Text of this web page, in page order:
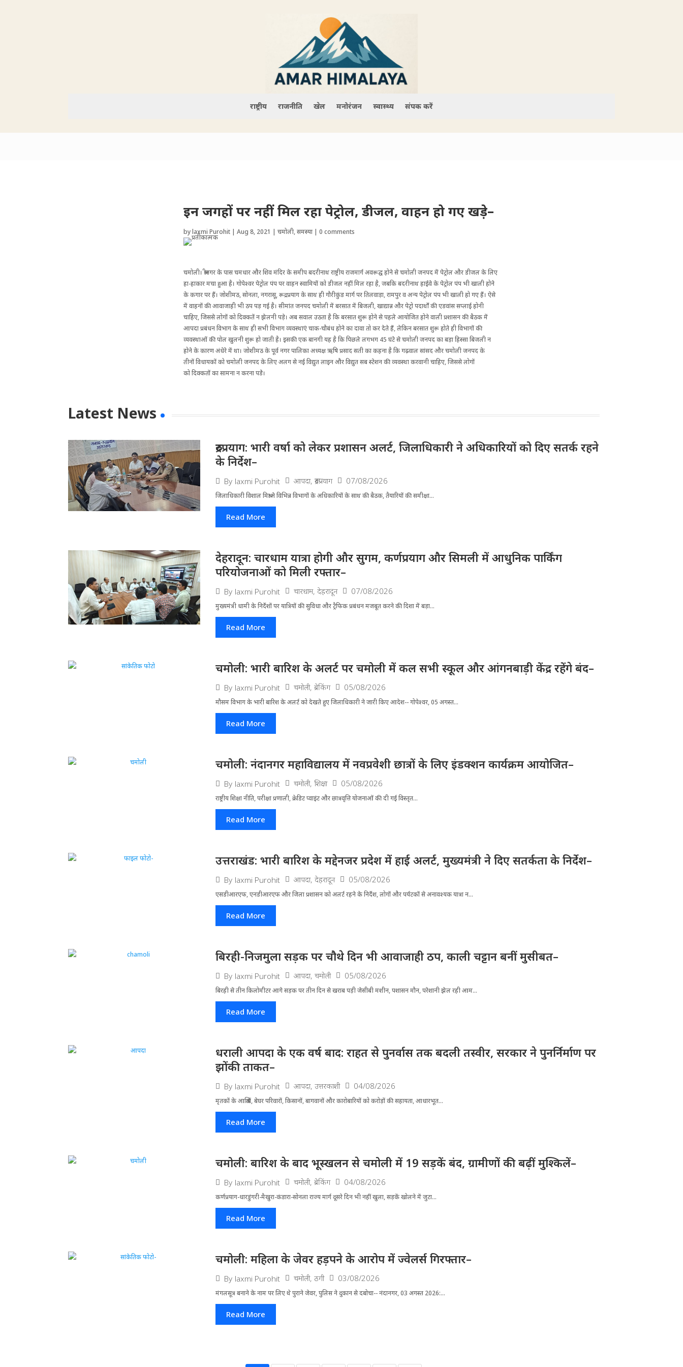
राष्ट्रीय राजनीति खेल मनोरंजन स्वास्थ्य संपर्क करें
इन जगहों पर नहीं मिल रहा पेट्रोल, डीजल, वाहन हो गए खड़े–
bylaxmi Purohit |Aug 8, 2021 |चमोली,समस्या |0 comments
चमोली। श्रीनगर के पास चमधार और शिव मंदिर के समीप बदरीनाथ राष्ट्रीय राजमार्ग अवरूद्घ होने से चमोली जनपद में पेट्रोल और डीजल के लिए
हा-हाकार मचा हुआ है। गोपेश्वर पेट्रोल पंप पर वाहन स्वामियों को डीजल नहीं मिल रहा है, ज‌बकि बदरीनाथ हाईवे के पेट्रोल पंप भी खाली होने
के कगार पर हैं। जोशीमठ, सोनला, नगरासू, रूद्रप्रयाग के साथ ही गौरीकुंड मार्ग पर तिलवाड़ा, रामपुर व अन्य पेट्रोल पंप भी खाली हो गए हैं। ऐसे
में वाहनों की आवाजाही भी ठप पड़ गई है। सीमांत जनपद चमोली में बरसात में बिजली, खाद्यान्न और पेट्रो पदार्थों की एडवांस सप्लाई होनी
चाहिए, जिससे लोगों को दिक्कतें न झेलनी पड़े। अब सवाल उठता है कि बरसात शुरू होने से पहले आयोजित होने वाली प्रशासन की बैठक में
आपदा प्रबंधन विभाग के साथ ही सभी विभाग व्यवस्थाएं चाक-चौबंध होने का दावा तो कर देते हैं, लेकिन बरसात शुरू होते ही विभागों की
व्यवस्थाओं की पोल खुलनी शुरू हो जाती है। इसकी एक बानगी यह है कि पिछले लगभग 45 घंटे से चमोली जनपद का बड़ा हिस्सा बिजली न
होने के कारण अंधेरे में था। जोशीमठ के पूर्व नगर पालिका अध्यक्ष ऋषि प्रसाद सती का कहना है कि गढ़वाल सांसद और चमोली जनपद के
तीनों विधायकों को चमोली जनपद के लिए अलग से नई विद्युत लाइन और विद्युत सब स्टेशन की व्यवस्था करवानी चाहिए, जिससे लोगों
को दिक्कतों का सामना न करना पडेे।
Latest News
रुद्रप्रयाग: भारी वर्षा को लेकर प्रशासन अलर्ट, जिलाधिकारी ने अधिकारियों को दिए सतर्क रहने
के निर्देश–
By laxmi Purohit आपदा, रूद्रप्रयाग 07/08/2026
जिला​धिकारी विशाल मिश्रा ने वि​भिन्न विभागों के अ​धिकारियों के साथ की बैठक, तैयारियों की समीक्षा...
Read More
देहरादून: चारधाम यात्रा होगी और सुगम, कर्णप्रयाग और सिमली में आधुनिक पार्किंग
परियोजनाओं को मिली रफ्तार–
By laxmi Purohit चारधाम, देहरादून 07/08/2026
मुख्यमंत्री धामी के निर्देशों पर यात्रियों की सुविधा और ट्रैफिक प्रबंधन मजबूत करने की दिशा में बड़ा...
Read More
चमोली: भारी बारिश के अलर्ट पर चमोली में कल सभी स्कूल और आंगनबाड़ी केंद्र रहेंगे बंद–
By laxmi Purohit चमोली, ब्रेकिंग 05/08/2026
मौसम विभाग के भारी बारिश के अलर्ट को देखते हुए जिला​धिकारी ने जारी किए आदेश-- गोपेश्वर, 05 अगस्त...
Read More
चमोली: नंदानगर महाविद्यालय में नवप्रवेशी छात्रों के लिए इंडक्शन कार्यक्रम आयोजित–
By laxmi Purohit चमोली, शिक्षा 05/08/2026
राष्ट्रीय शिक्षा नीति, परीक्षा प्रणाली, क्रेडिट प्वाइंट और छात्रवृत्ति योजनाओं की दी गई विस्तृत...
Read More
उत्तराखंड: भारी बारिश के मद्देनजर प्रदेश में हाई अलर्ट, मुख्यमंत्री ने दिए सतर्कता के निर्देश–
By laxmi Purohit आपदा, देहरादून 05/08/2026
एसडीआरएफ, एनडीआरएफ और जिला प्रशासन को अलर्ट रहने के निर्देश, लोगों और पर्यटकों से अनावश्यक यात्रा न...
Read More
बिरही-निजमुला सड़क पर चौथे दिन भी आवाजाही ठप, काली चट्टान बनीं मुसीबत–
By laxmi Purohit आपदा, चमोली 05/08/2026
बिरही से तीन किलोमीटर आगे सड़क पर तीन दिन से खराब पड़ी जेसीबी मशीन, पशासन मौन, परेशानी झेल रही आम...
Read More
धराली आपदा के एक वर्ष बाद: राहत से पुनर्वास तक बदली तस्वीर, सरकार ने पुनर्निर्माण पर
झोंकी ताकत–
By laxmi Purohit आपदा, उत्तरकाशी 04/08/2026
मृतकों के आश्रितों, बेघर परिवारों, किसानों, बागवानों और कारोबारियों को करोड़ों की सहायता, आधारभूत...
Read More
चमोली: बारिश के बाद भूस्खलन से चमोली में 19 सड़कें बंद, ग्रामीणों की बढ़ीं मुश्किलें–
By laxmi Purohit चमोली, ब्रेकिंग 04/08/2026
कर्णप्रयाग-धारडुंगरी-मैखुरा-कंडारा-सोनला राज्य मार्ग दूसरे दिन भी नहीं खुला, सड़कें खोलने में जुटा...
Read More
चमोली: महिला के जेवर हड़पने के आरोप में ज्वेलर्स गिरफ्तार–
By laxmi Purohit चमोली, ठगी 03/08/2026
मंगलसूत्र बनाने के नाम पर लिए थे पुराने जेवर, पुलिस ने दुकान से दबोचा-- नंदानगर, 03 अगस्त 2026:...
Read More